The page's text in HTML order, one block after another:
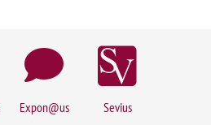
Expon@us Sevius